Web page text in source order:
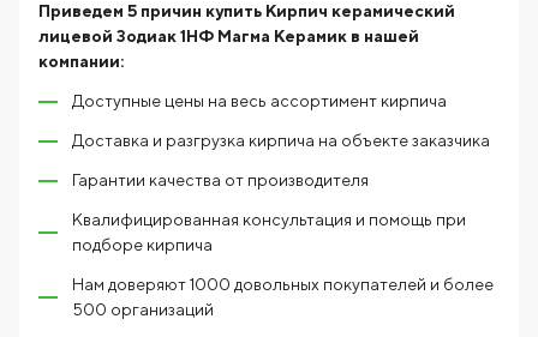
Приведем 5 причин купить Кирпич керамический
лицевой Зодиак 1НФ Магма Керамик в нашей
компании:
Доступные цены на весь ассортимент кирпича
Доставка и разгрузка кирпича на объекте заказчика
Гарантии качества от производителя
Квалифицированная консультация и помощь при
подборе кирпича
Нам доверяют 1000 довольных покупателей и более
500 организаций